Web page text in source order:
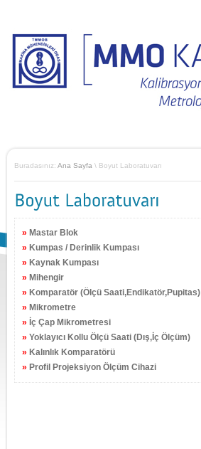
Buradasınız: Ana Sayfa \ Boyut Laboratuvarı
» Mastar Blok
» Kumpas / Derinlik Kumpası
» Kaynak Kumpası
» Mihengir
» Komparatör (Ölçü Saati,Endikatör,Pupitas)
» Mikrometre
» İç Çap Mikrometresi
» Yoklayıcı Kollu Ölçü Saati (Dış,İç Ölçüm)
» Kalınlık Komparatörü
» Profil Projeksiyon Ölçüm Cihazi